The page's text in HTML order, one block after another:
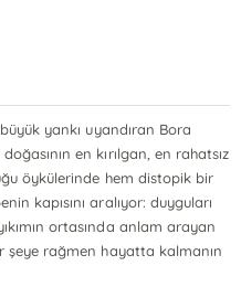
yankı uyandıran Bora
en kırılgan, en rahatsız
öykülerinde hem distopik bir
kapısını aralıyor: duyguları
ortasında anlam arayan
şeye rağmen hayatta kalmanın